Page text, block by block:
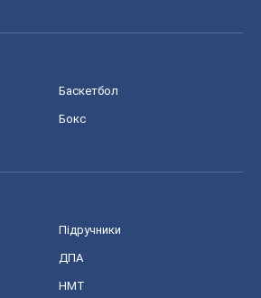
Баскетбол
Бокс
Підручники
ДПА
НМТ